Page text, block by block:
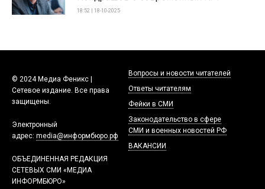
18:52 | 18-10-2025
© 2024 Медиа Феникс |
Сетевое издание. Все права
защищены.
Электронный
адрес: media@информбюро.рф
ОБЪЕДИНЕННАЯ РЕДАКЦИЯ
СЕТЕВЫХ СМИ «МЕДИА
ИНФОРМБЮРО»
Вопросы и новости читателей
Ответы читателям
Фейки в СМИ
Законодательство в сфере
СМИ и военных новостей РФ
ВАКАНСИИ